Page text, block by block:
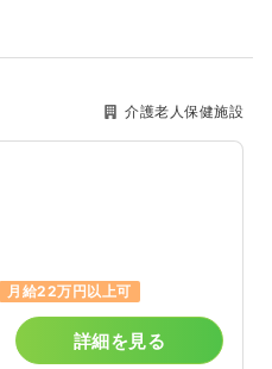
介護老人保健施設
月給22万円以上可
詳細を見る